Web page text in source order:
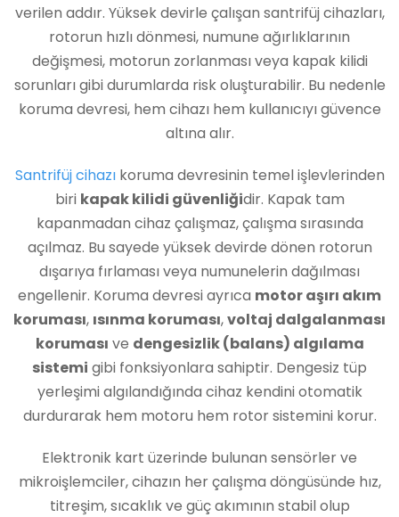
verilen addır. Yüksek devirle çalışan santrifüj cihazları,
rotorun hızlı dönmesi, numune ağırlıklarının
değişmesi, motorun zorlanması veya kapak kilidi
sorunları gibi durumlarda risk oluşturabilir. Bu nedenle
koruma devresi, hem cihazı hem kullanıcıyı güvence
altına alır.
Santrifüj cihazıkoruma devresinin temel işlevlerinden
biri kapak kilidi güvenliğidir. Kapak tam
kapanmadan cihaz çalışmaz, çalışma sırasında
açılmaz. Bu sayede yüksek devirde dönen rotorun
dışarıya fırlaması veya numunelerin dağılması
engellenir. Koruma devresi ayrıca motor aşırı akım
koruması, ısınma koruması,voltaj dalgalanması
koruması ve dengesizlik (balans) algılama
sistemi gibi fonksiyonlara sahiptir. Dengesiz tüp
yerleşimi algılandığında cihaz kendini otomatik
durdurarak hem motoru hem rotor sistemini korur.
Elektronik kart üzerinde bulunan sensörler ve
mikroişlemciler, cihazın her çalışma döngüsünde hız,
titreşim, sıcaklık ve güç akımının stabil olup